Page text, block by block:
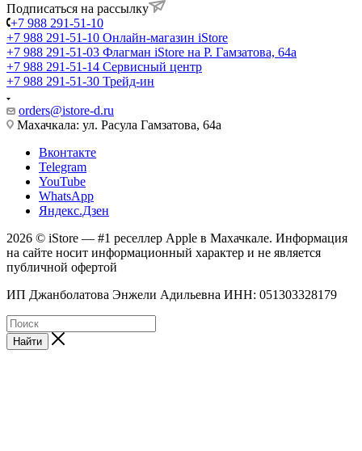
Подписаться на рассылку
+7 988 291-51-10
+7 988 291-51-10 Онлайн-магазин iStore
+7 988 291-51-03 Флагман iStore на Р. Гамзатова, 64а
+7 988 291-51-14 Сервисный центр
+7 988 291-51-30 Трейд-ин
orders@istore-d.ru
Махачкала: ул. Расула Гамзатова, 64а
Вконтакте
Telegram
YouTube
WhatsApp
Яндекс.Дзен
2026 © iStore — #1 реселлер Apple в Махачкале. Информация
на сайте носит информационный характер и не является
публичной офертой
ИП Джанболатова Энжели Адильевна ИНН: 051303328179
Найти